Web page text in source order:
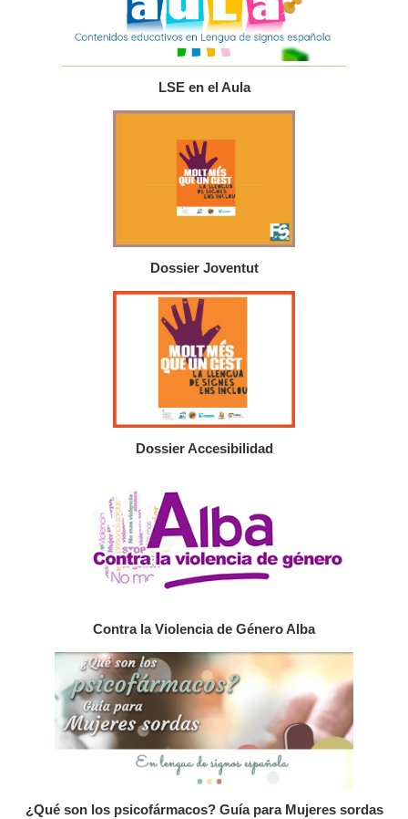
LSE en el Aula
Dossier Joventut
Dossier Accesibilidad
Contra la Violencia de Género Alba
¿Qué son los psicofármacos? Guía para Mujeres sordas